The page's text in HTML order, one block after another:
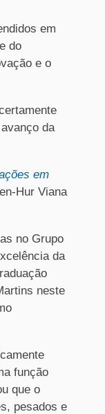
em
do
e o
da
em
Hur Viana
no Grupo
da
neste
função
que o
pesados e